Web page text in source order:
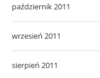
październik 2011
wrzesień 2011
sierpień 2011